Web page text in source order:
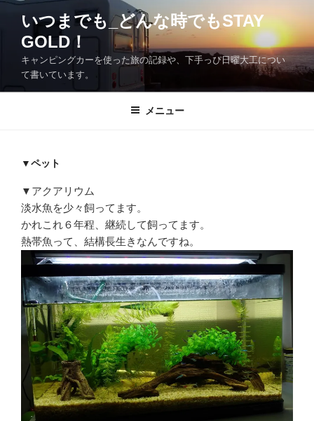
へ
いつまでも_どんな時でもSTAY
GOLD！
キャンピングカーを使った旅の記録や、下手っぴ日曜大工につい
て書いています。
メニュー
▼ペット
▼アクアリウム
淡水魚を少々飼ってます。
かれこれ６年程、継続して飼ってます。
熱帯魚って、結構長生きなんですね。